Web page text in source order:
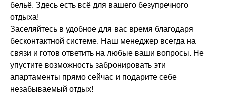
бельё. Здесь есть всё для вашего безупречного
отдыха!
Заселяйтесь в удобное для вас время благодаря
бесконтактной системе. Наш менеджер всегда на
связи и готов ответить на любые ваши вопросы. Не
упустите возможность забронировать эти
апартаменты прямо сейчас и подарите себе
незабываемый отдых!